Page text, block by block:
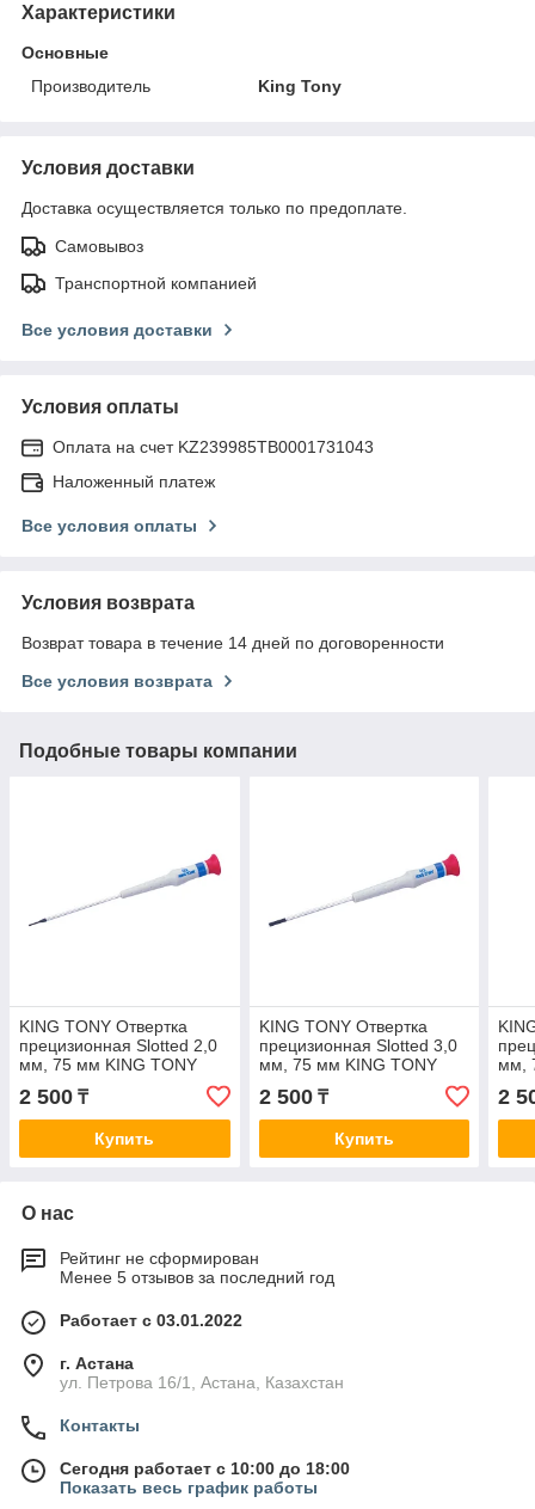
Характеристики
Основные
Производитель
King Tony
Условия доставки
Доставка осуществляется только по предоплате.
Самовывоз
Транспортной компанией
Все условия доставки
Условия оплаты
Оплата на счет KZ239985TB0001731043
Наложенный платеж
Все условия оплаты
Условия возврата
Возврат товара в течение 14 дней по договоренности
Все условия возврата
Подобные товары компании
KING TONY Отвертка
прецизионная Slotted 2,0
мм, 75 мм KING TONY
2 500 ₸
Купить
KING TONY Отвертка
прецизионная Slotted 3,0
мм, 75 мм KING TONY
2 500₸
Купить
мм,
2
О нас
Рейтинг не сформирован
Менее 5 отзывов за последний год
Работает с 03.01.2022
г. Астана
ул. Петрова 16/1, Астана, Казахстан
Контакты
Сегодня работает с 10:00 до 18:00
Показать весь график работы